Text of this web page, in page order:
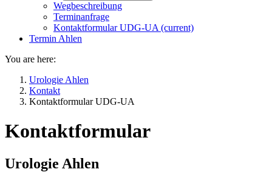
Wegbeschreibung
Terminanfrage
Kontaktformular UDG-UA (current)
Termin Ahlen
You are here:
Urologie Ahlen
Kontakt
Kontaktformular UDG-UA
Kontaktformular
Urologie Ahlen